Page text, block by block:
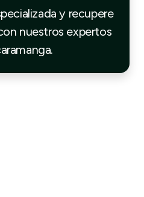
y recupere
nuestros expertos